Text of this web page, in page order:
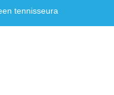
tennisseura